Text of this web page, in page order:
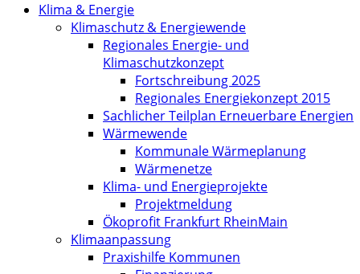
Klima & Energie
Klimaschutz & Energiewende
Regionales Energie- und
Klimaschutzkonzept
Fortschreibung 2025
Regionales Energiekonzept 2015
Sachlicher Teilplan Erneuerbare Energien
Wärmewende
Kommunale Wärmeplanung
Wärmenetze
Klima- und Energieprojekte
Projektmeldung
Ökoprofit Frankfurt RheinMain
Klimaanpassung
Praxishilfe Kommunen